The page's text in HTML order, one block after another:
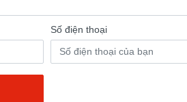
Số điện thoại